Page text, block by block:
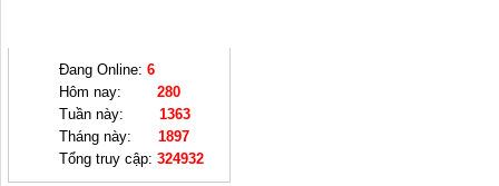
Đang Online: 6
Hôm nay: 280
Tuần này: 1363
Tháng này: 1897
Tổng truy cập: 324932